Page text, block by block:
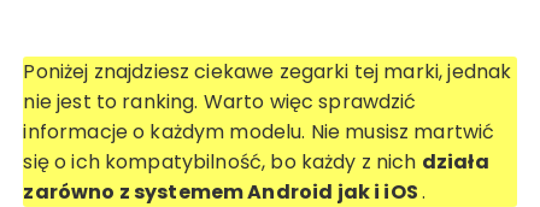
Poniżej znajdziesz ciekawe zegarki tej marki, jednak
nie jest to ranking. Warto więc sprawdzić
informacje o każdym modelu. Nie musisz martwić
się o ich kompatybilność, bo każdy z nich działa
zarówno z systemem Android jak i iOS.